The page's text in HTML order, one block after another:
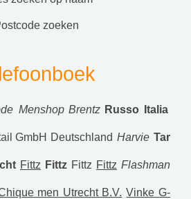
postcode zoeken
Menshop Brentz Russo Italia
GmbH Deutschland Harvie Tar
Fittz Fittz Fittz Fittz Flashman
men Utrecht B.V. Vinke G-